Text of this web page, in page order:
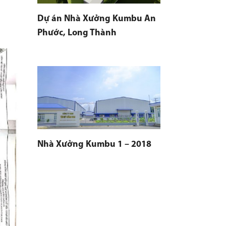
Dự án Nhà Xưởng Kumbu An
Phước, Long Thành
Nhà Xưởng Kumbu 1 – 2018